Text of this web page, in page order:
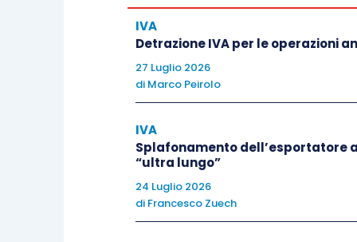
Le operazioni da considerare, ai fini
(e che andranno considerate
solamente quelle
le fatture relative ad acconti per
introdotto, infatti, un’importante
riferimento alleoperazioni “effettuate”
145/E/1998).
IVA
Detrazione IVA per le operazioni
27 Luglio 2026
di Marco Peirolo
IVA
Splafonamento dell’esportatore
“ultra lungo”
24 Luglio 2026
di Francesco Zuech